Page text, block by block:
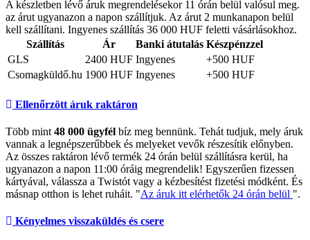
A készletben lévő áruk megrendelésekor 11 órán belül valósul meg.
az árut ugyanazon a napon szállítjuk. Az árut 2 munkanapon belül
kell szállítani. Ingyenes szállítás 36 000 HUF feletti vásárlásokhoz.
Szállítás
Ár Banki átutalás Készpénzzel
GLS
2400 HUF Ingyenes
+500 HUF
Csomagküldő.hu 1900 HUF Ingyenes +500 HUF
Ellenőrzött áruk raktáron
Több mint 48 000 ügyfél bíz meg bennünk. Tehát tudjuk, mely áruk
vannak a legnépszerűbbek és melyeket vevők részesítik előnyben.
Az összes raktáron lévő termék 24 órán belül szállításra kerül, ha
ugyanazon a napon 11:00 óráig megrendelik! Egyszerűen fizessen
kártyával, válassza a Twistót vagy a kézbesítést fizetési módként. És
másnap otthon is lehet ruháit. "Az áruk itt elérhetők 24 órán belül ".
Kényelmes visszaküldés és csere